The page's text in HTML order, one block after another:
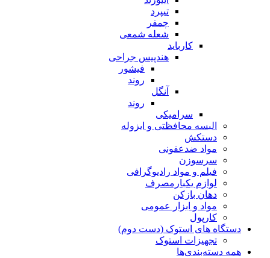
تیپرد
چمفر
شعله شمعی
کارباید
هندپیس جراحی
فیشور
روند
آنگل
روند
سرامیکی
البسه محافظتی و ایزوله
دستکش
مواد ضدعفونی
سرسوزن
فیلم و مواد رادیوگرافی
لوازم یکبارمصرف
دهان بازکن
مواد و ابزار عمومی
کارپول
دستگاه های استوک (دست دوم)
تجهیزات استوک
همه دسته‌بندی‌ها